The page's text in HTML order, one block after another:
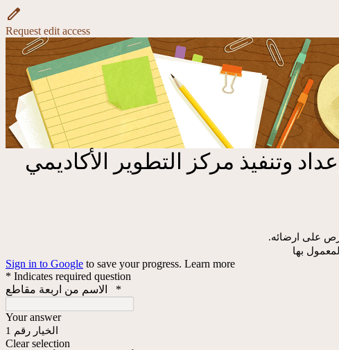
Request edit access
مركز التطوير الأكاديمي
على ارضائه.
بها
Sign in to Google to save your progress. Learn more
* Indicates required question
*
Your answer
الخيار رقم 1
Clear selection